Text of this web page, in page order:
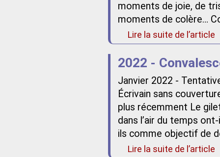
moments de joie, de
moments de colère…
Lire la suite de l’article
2022 -
Janvier 2022 -
Écrivain sans
plus récemment Le
dans l’air du temps
ils comme objectif de
Lire la suite de l’article